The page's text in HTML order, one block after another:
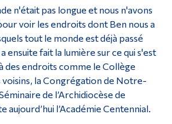
n'était pas longue et nous n'avons
voir les endroits dont Ben nous a
tout le monde est déjà passé
ensuite fait la lumière sur ce qui s'est
des endroits comme le Collège
voisins, la Congrégation de Notre-
de l’Archidiocèse de
aujourd’hui l’Académie Centennial.